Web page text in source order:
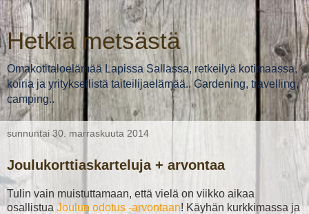
Hetkiä metsästä
Omakotitaloelämää Lapissa Sallassa, retkeilyä kotimaassa,
koiria ja yrityksellistä taiteilijaelämää.. Gardening, travelling,
camping..
sunnuntai 30. marraskuuta 2014
Joulukorttiaskarteluja + arvontaa
Tulin vain muistuttamaan, että vielä on viikko aikaa
osallistua Joulun odotus -arvontaan! Käyhän kurkkimassa ja